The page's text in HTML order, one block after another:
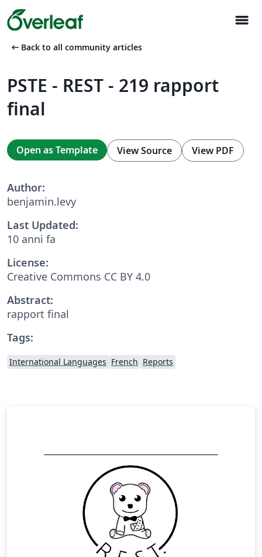
menu
arrow_left_alt Back to all community articles
PSTE - REST - 219 rapport
final
Open as Template View Source View PDF
Author:
benjamin.levy
Last Updated:
10 anni fa
License:
Creative Commons CC BY 4.0
Abstract:
rapport final
Tags:
International Languages French Reports